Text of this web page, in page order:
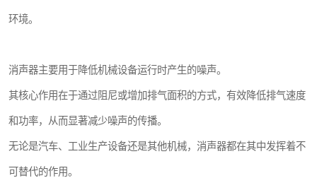
环境。
消声器主要用于降低机械设备运行时产生的噪声。
其核心作用在于通过阻尼或增加排气面积的方式，有效降低排气速度
和功率，从而显著减少噪声的传播。
无论是汽车、工业生产设备还是其他机械，消声器都在其中发挥着不
可替代的作用。